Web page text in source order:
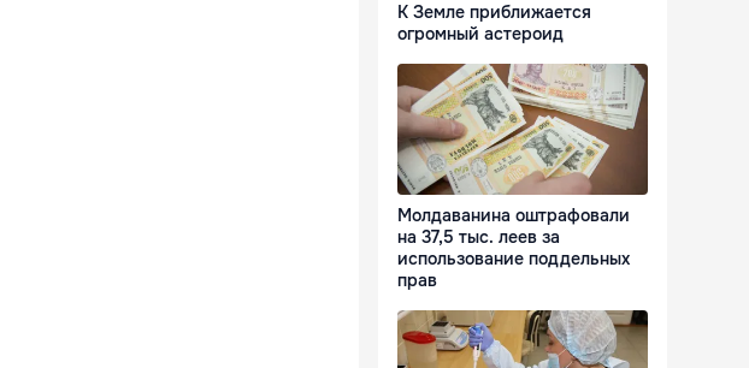
К Земле приближается
огромный астероид
Молдаванина оштрафовали
на 37,5 тыс. леев за
использование поддельных
прав